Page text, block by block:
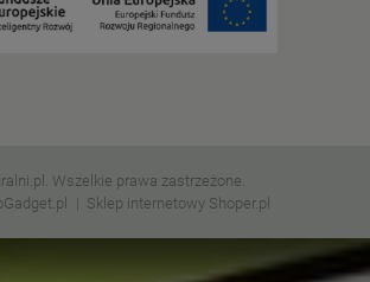
Wszelkie prawa zastrzeżone.
Sklep internetowy Shoper.pl